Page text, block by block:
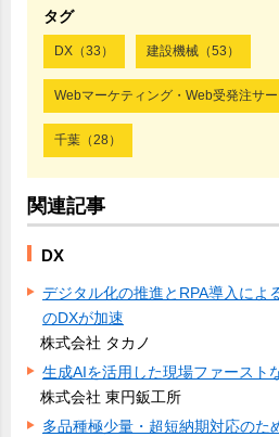
タグ
DX（33） 建設機械（53）
Webマーケティング・Web受発注サー
千葉（28）
関連記事
DX
デジタル化の推進とRPA導入によ
のDXが加速
株式会社 タカノ
生成AIを活用した現場ファースト
株式会社 東円鈑工所
多品種極少量・超短納期対応の